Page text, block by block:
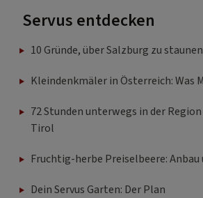
Servus entdecken
10 Gründe, über Salzburg zu staunen
Kleindenkmäler in Österreich: Was
72 Stunden unterwegs in der
Tirol
Fruchtig-herbe Preiselbeere: Anbau
Dein Servus Garten: Der Plan